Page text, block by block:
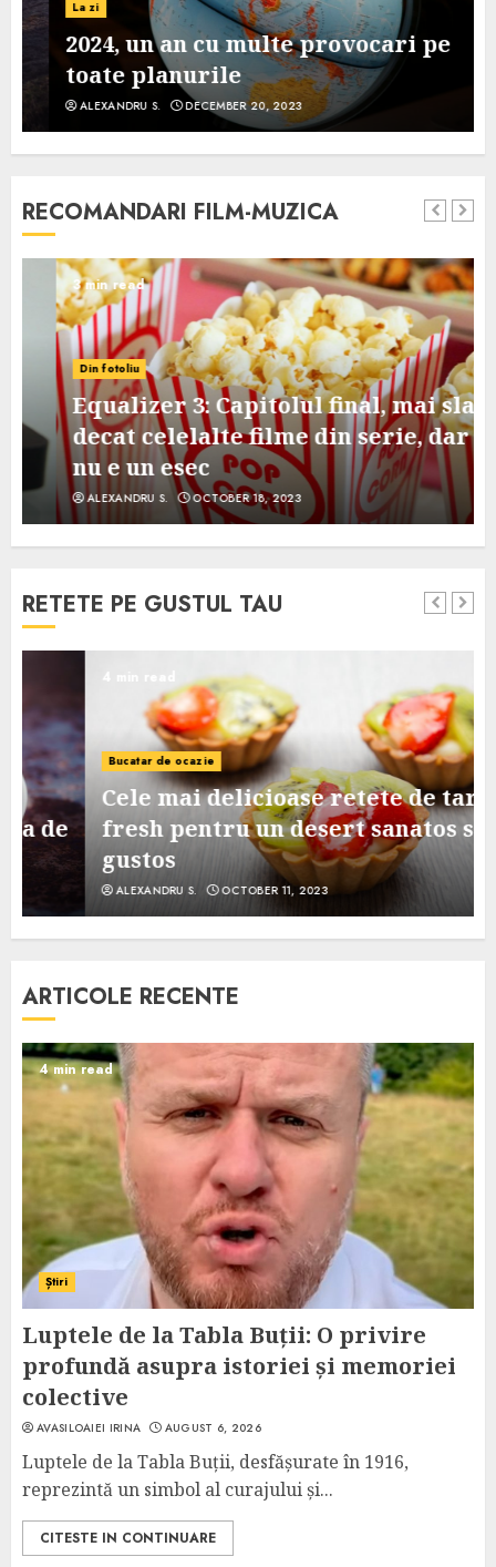
La zi
2024, un an cu multe provocari pe
toate planurile
ALEXANDRU S. DECEMBER 20, 2023
RECOMANDARI FILM-MUZICA
3 min read
Din fotoliu
Equalizer 3: Capitolul final, mai slab
decat celelalte filme din serie, dar
nu e un esec
ALEXANDRU S. OCTOBER 18, 2023
RETETE PE GUSTUL TAU
4 min read
Bucatar de ocazie
Cele mai delicioase retete de tarte
fresh pentru un desert sanatos si
gustos
ALEXANDRU S. OCTOBER 11, 2023
ARTICOLE RECENTE
4 min read
Știri
Luptele de la Tabla Buții: O privire
profundă asupra istoriei și memoriei
colective
AVASILOAIEI IRINA AUGUST 6, 2026
Luptele de la Tabla Buții, desfășurate în 1916,
reprezintă un simbol al curajului și...
CITESTE IN CONTINUARE